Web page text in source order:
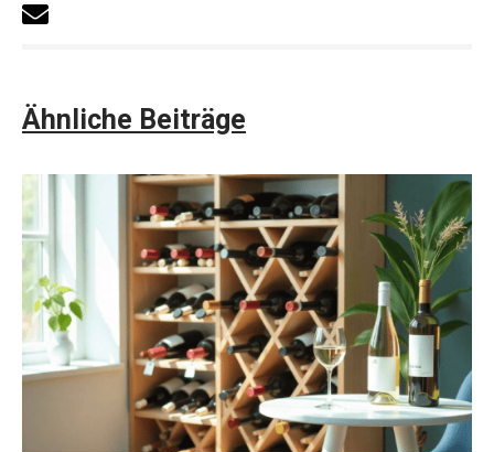
Ähnliche Beiträge